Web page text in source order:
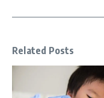
Related Posts